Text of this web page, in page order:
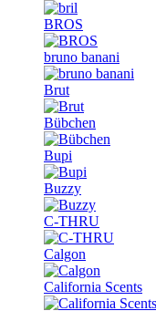
BROS
bruno banani
Brut
Bübchen
Bupi
Buzzy
C-THRU
Calgon
California Scents